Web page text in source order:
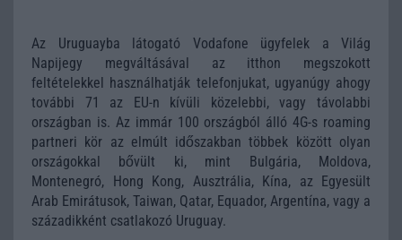
Az Uruguayba látogató Vodafone ügyfelek a Világ
Napijegy megváltásával az itthon megszokott
feltételekkel használhatják telefonjukat, ugyanúgy ahogy
további 71 az EU-n kívüli közelebbi, vagy távolabbi
országban is. Az immár 100 országból álló 4G-s roaming
partneri kör az elmúlt időszakban többek között olyan
országokkal bővült ki, mint Bulgária, Moldova,
Montenegró, Hong Kong, Ausztrália, Kína, az Egyesült
Arab Emirátusok, Taiwan, Qatar, Equador, Argentína, vagy a
századikként csatlakozó Uruguay.